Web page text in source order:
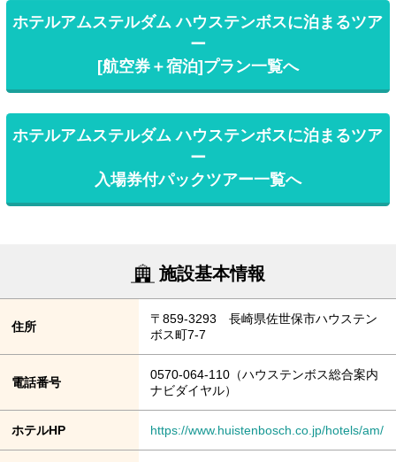
ホテルアムステルダム ハウステンボスに泊まるツア
ー
[航空券＋宿泊]プラン一覧へ
ホテルアムステルダム ハウステンボスに泊まるツア
ー
入場券付パックツアー一覧へ
施設基本情報
住所
〒859-3293 長崎県佐世保市ハウステン
ボス町7-7
電話番号
0570-064-110（ハウステンボス総合案内
ナビダイヤル）
ホテルHP https://www.huistenbosch.co.jp/hotels/am/